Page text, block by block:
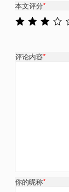
本文评分*
评论内容*
你的昵称*